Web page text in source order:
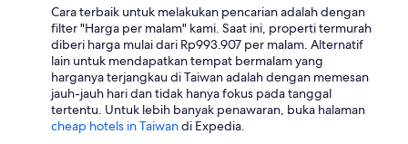
Cara terbaik untuk melakukan pencarian adalah dengan
filter "Harga per malam" kami. Saat ini, properti termurah
diberi harga mulai dari Rp993.907 per malam. Alternatif
lain untuk mendapatkan tempat bermalam yang
harganya terjangkau di Taiwan adalah dengan memesan
jauh-jauh hari dan tidak hanya fokus pada tanggal
tertentu. Untuk lebih banyak penawaran, buka halaman
cheap hotels in Taiwandi Expedia.